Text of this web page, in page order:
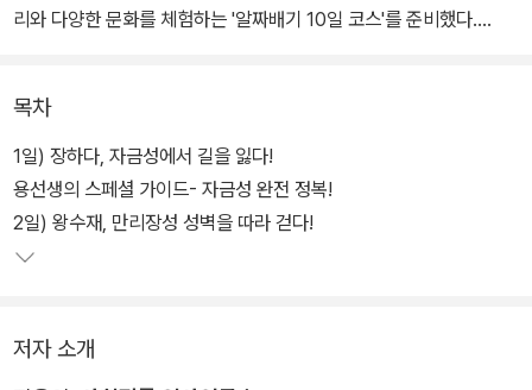
리와 다양한 문화를 체험하는 '알짜배기 10일 코스'를 준비했다.
가다 보면, 그저 멀다고만 생각했던 세계 각국의 풍경이 생생하게 다
가오는 체험을 하게 될 것이다. 여기에 깊이 있는 세계사 책으로 유명
한 <교양으로 읽는 용선생 세계사>의 집필진이 총출동, 그냥 지나칠
수 있는 여행지의 풍경에 상세한 해설까지 담았다.
갱 등 유명한 문화재와 동방명주, 시후 등 주요 명소를 둘러보고, 베이
목차
1일) 장하다, 자금성에서 길을 잃다!
용선생의 스페셜 가이드- 자금성 완전 정복!
2일) 왕수재, 만리장성 성벽을 따라 걷다!
저자 소개